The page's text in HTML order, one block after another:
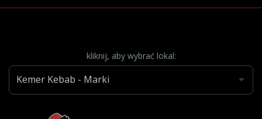
kliknij, aby wybrać lokal: